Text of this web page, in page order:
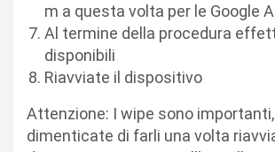
m a questa volta per le Google
Al termine della procedura
disponibili
Riavviate il dispositivo
Attenzione: I wipe sono
dimenticate di farli una volta